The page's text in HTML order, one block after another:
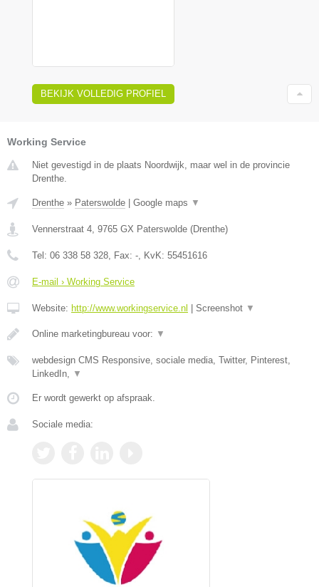
BEKIJK VOLLEDIG PROFIEL
Working Service
Niet gevestigd in de plaats Noordwijk, maar wel in de provincie
Drenthe.
Drenthe » Paterswolde Google maps ▼
Vennerstraat 4 9765 GX Paterswolde (Drenthe)
Tel: 06 338 58 328 , Fax: - , KvK: 55451616
E-mail › Working Service
Website: http://www.workingservice.nl Screenshot ▼
Online marketingbureau voor: ▼
webdesign CMS Responsive, sociale media, Twitter, Pinterest,
LinkedIn,
▼
Er wordt gewerkt op afspraak.
Sociale media: